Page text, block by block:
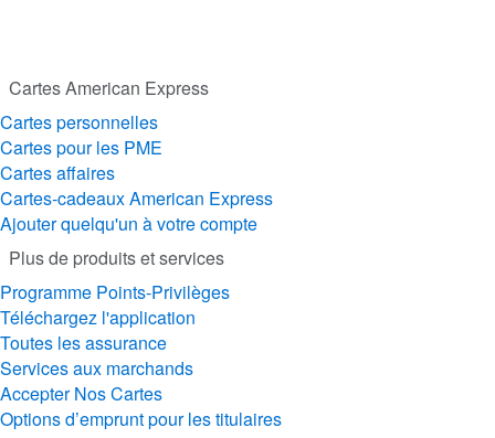
Cartes American Express
Cartes personnelles
Cartes pour les PME
Cartes affaires
Cartes-cadeaux American Express
Ajouter quelqu'un à votre compte
Plus de produits et services
Programme Points-Privilèges
Téléchargez l'application
Toutes les assurance
Services aux marchands
Accepter Nos Cartes
Options d’emprunt pour les titulaires